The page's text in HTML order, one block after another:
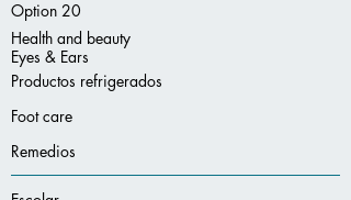
Option 20
Health and beauty
Eyes & Ears
Productos refrigerados
Foot care
Remedios